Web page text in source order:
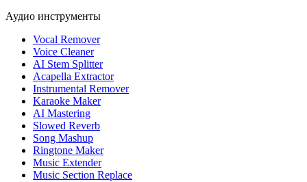
Аудио инструменты
Vocal Remover
Voice Cleaner
AI Stem Splitter
Acapella Extractor
Instrumental Remover
Karaoke Maker
AI Mastering
Slowed Reverb
Song Mashup
Ringtone Maker
Music Extender
Music Section Replace